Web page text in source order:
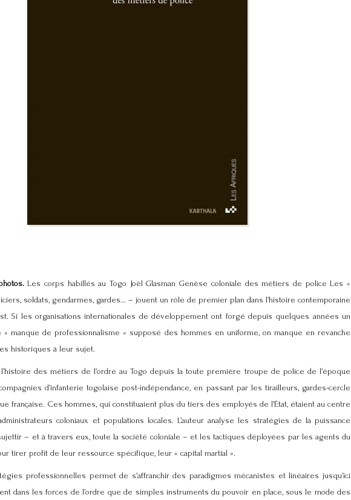
Les corps habillés au Togo Joël Glasman Genèse coloniale des métiers de police Les «
soldats, gendarmes, gardes... – jouent un rôle de premier plan dans l’histoire contemporaine
Si les organisations internationales de développement ont forgé depuis quelques années un
manque de professionnalisme » supposé des hommes en uniforme, on manque en revanche
historiques à leur sujet.
des métiers de l’ordre au Togo depuis la toute première troupe de police de l’époque
d’infanterie togolaise post-indépendance, en passant par les tirailleurs, gardes-cercle
française. Ces hommes, qui constituaient plus du tiers des employés de l’État, étaient au centre
coloniaux et populations locales. L’auteur analyse les stratégies de la puissance
– et à travers eux, toute la société coloniale – et les tactiques déployées par les agents du
tirer profit de leur ressource spécifique, leur « capital martial ».
professionnelles permet de s’affranchir des paradigmes mécanistes et linéaires jusqu’ici
dans les forces de l’ordre que de simples instruments du pouvoir en place, sous le mode des